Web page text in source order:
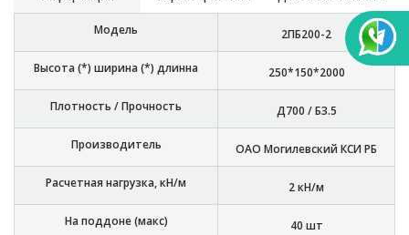
Модель 2ПБ200-2
Высота (*) ширина (*) длинна 250*150*2000
Плотность / Прочность Д700 / Б3.5
Производитель ОАО Могилевский КСИ РБ
Расчетная нагрузка, кН/м 2 кН/м
На поддоне (макс) 40 шт